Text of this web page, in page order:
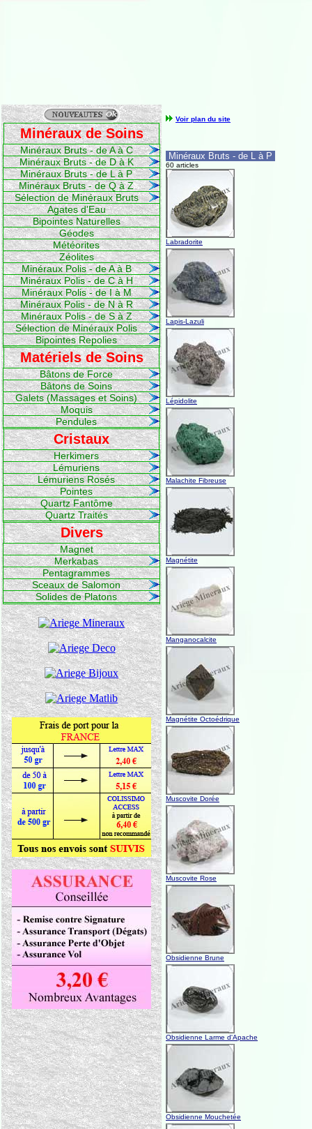
Minéraux de Soins
Minéraux Bruts - de A à C
Minéraux Bruts - de D à K
Minéraux Bruts - de L à P
Minéraux Bruts - de Q à Z
Sélection de Minéraux Bruts
Agates d'Eau
Bipointes Naturelles
Géodes
Météorites
Zéolites
Minéraux Polis - de A à B
Minéraux Polis - de C à H
Minéraux Polis - de I à M
Minéraux Polis - de N à R
Minéraux Polis - de S à Z
Sélection de Minéraux Polis
Bipointes Repolies
Matériels de Soins
Bâtons de Force
Bâtons de Soins
Galets (Massages et Soins)
Moquis
Pendules
Cristaux
Herkimers
Lémuriens
Lémuriens Rosés
Pointes
Quartz Fantôme
Quartz Traités
Divers
Magnet
Merkabas
Pentagrammes
Sceaux de Salomon
Solides de Platons
Voir plan du site
Minéraux Bruts - de L à P
60 articles
Labradorite
Lapis-Lazuli
Lépidolite
Malachite Fibreuse
Magnétite
Manganocalcite
Magnétite Octoédrique
Muscovite Dorée
Muscovite Rose
Obsidienne Brune
Obsidienne Larme d'Apache
Obsidienne Mouchetée